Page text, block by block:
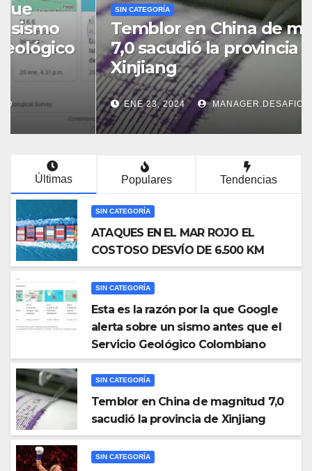
SIN CATEGORÍA
Temblor en China de magnitud
7,0 sacudió la provincia de
Xinjiang
ENE 23, 2024 MANAGER.DESAFIO
Últimas Populares Tendencias
SIN CATEGORÍA
ATAQUES EN EL MAR ROJO EL
COSTOSO DESVÍO DE 6.500 KM
SIN CATEGORÍA
Esta es la razón por la que Google
alerta sobre un sismo antes que el
Servicio Geológico Colombiano
SIN CATEGORÍA
Temblor en China de magnitud 7,0
sacudió la provincia de Xinjiang
SIN CATEGORÍA